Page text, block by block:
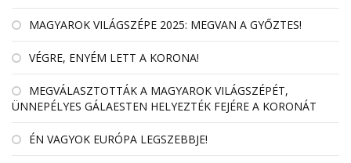
MAGYAROK VILÁGSZÉPE 2025: MEGVAN A GYŐZTES!
VÉGRE, ENYÉM LETT A KORONA!
MEGVÁLASZTOTTÁK A MAGYAROK VILÁGSZÉPÉT,
ÜNNEPÉLYES GÁLAESTEN HELYEZTÉK FEJÉRE A KORONÁT
ÉN VAGYOK EURÓPA LEGSZEBBJE!